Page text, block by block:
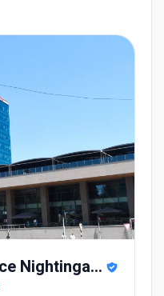
Group Florence Nightingale Hospital